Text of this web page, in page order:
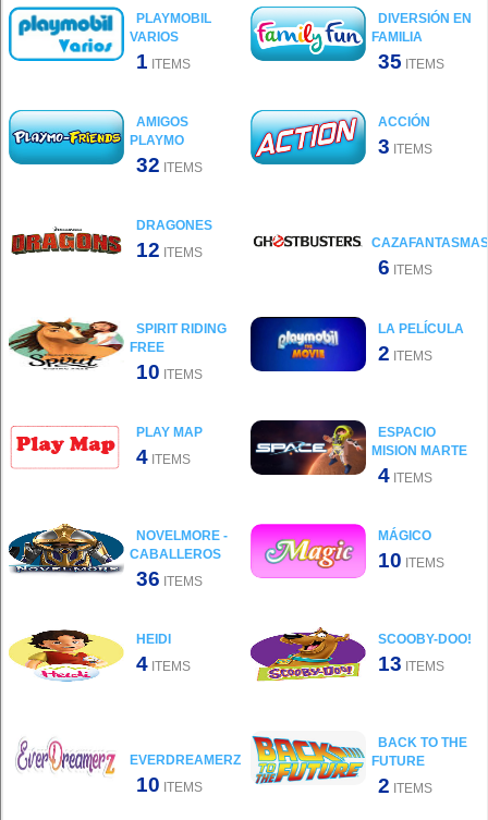
PLAYMOBIL
VARIOS
1 ITEMS
DIVERSIÓN EN
FAMILIA
35 ITEMS
AMIGOS
PLAYMO
32 ITEMS
ACCIÓN
3 ITEMS
DRAGONES
12 ITEMS
CAZAFANTASMAS
6 ITEMS
SPIRIT RIDING
FREE
10 ITEMS
LA PELÍCULA
2 ITEMS
PLAY MAP
4 ITEMS
ESPACIO
MISION MARTE
4 ITEMS
NOVELMORE -
CABALLEROS
36 ITEMS
MÁGICO
10 ITEMS
HEIDI
4 ITEMS
SCOOBY-DOO!
13 ITEMS
EVERDREAMERZ
10 ITEMS
BACK TO THE
FUTURE
2 ITEMS